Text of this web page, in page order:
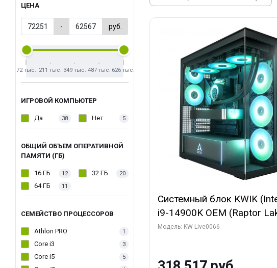
ЦЕНА
- руб.
72 тыс. 211 тыс. 349 тыс. 487 тыс. 626 тыс.
ИГРОВОЙ КОМПЬЮТЕР
Да 38 Нет 5
ОБЩИЙ ОБЪЕМ ОПЕРАТИВНОЙ
ПАМЯТИ (ГБ)
16 ГБ 12 32 ГБ 20
64 ГБ 11
СЕМЕЙСТВО ПРОЦЕССОРОВ
Athlon PRO 1
Core i3 3
Core i5 5
Системный блок KWIK
i9-14900K OEM (Raptor
7, C24 16EC/8PC/ 64 ГБ
Модель: KW-Live0066